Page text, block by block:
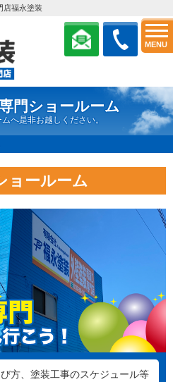
MENU
店福永塗装
門ショールーム
へ是非お越しください。
ョールーム
方、塗装工事のスケジュール等